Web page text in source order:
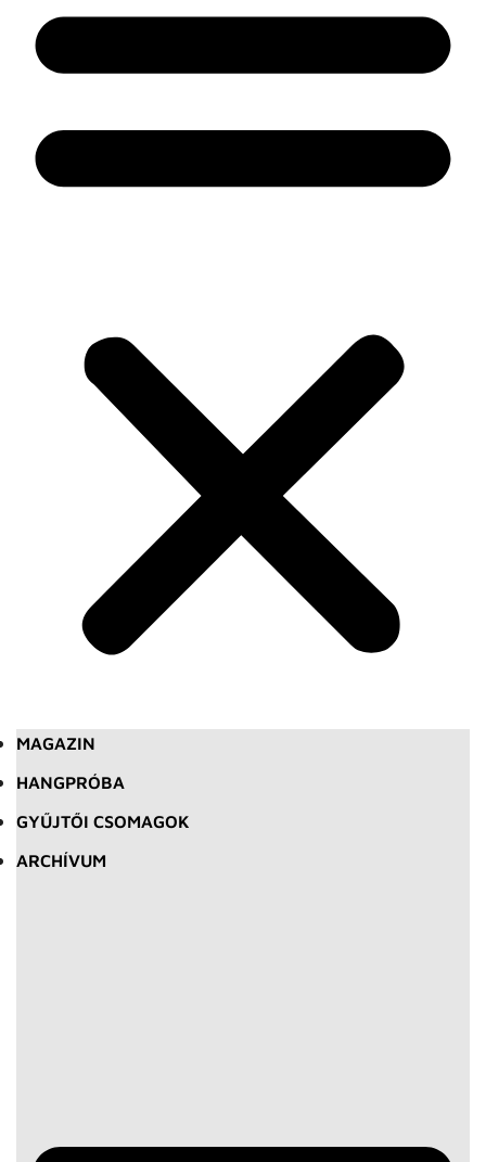
MAGAZIN
HANGPRÓBA
GYŰJTŐI CSOMAGOK
ARCHÍVUM